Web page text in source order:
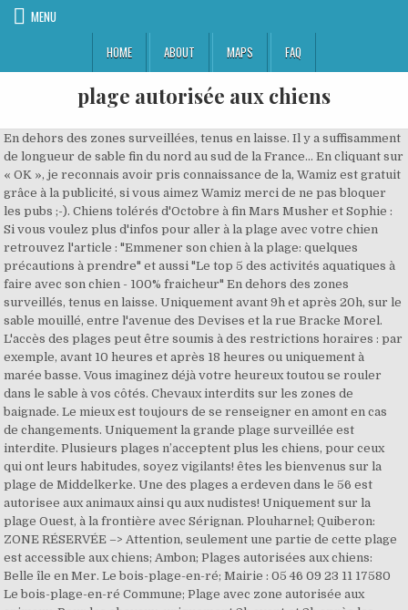
MENU
HOME
ABOUT MAPS FAQ
plage autorisée aux chiens
En dehors des zones surveillées, tenus en laisse. Il y a suffisamment de longueur de sable fin du nord au sud de la France... En cliquant sur « OK », je reconnais avoir pris connaissance de la, Wamiz est gratuit grâce à la publicité, si vous aimez Wamiz merci de ne pas bloquer les pubs ;-). Chiens tolérés d'Octobre à fin Mars Musher et Sophie : Si vous voulez plus d'infos pour aller à la plage avec votre chien retrouvez l'article : "Emmener son chien à la plage: quelques précautions à prendre" et aussi "Le top 5 des activités aquatiques à faire avec son chien - 100% fraicheur" En dehors des zones surveillés, tenus en laisse. Uniquement avant 9h et après 20h, sur le sable mouillé, entre l'avenue des Devises et la rue Bracke Morel. L'accès des plages peut être soumis à des restrictions horaires : par exemple, avant 10 heures et après 18 heures ou uniquement à marée basse. Vous imaginez déjà votre heureux toutou se rouler dans le sable à vos côtés. Chevaux interdits sur les zones de baignade. Le mieux est toujours de se renseigner en amont en cas de changements. Uniquement la grande plage surveillée est interdite. Plusieurs plages n’acceptent plus les chiens, pour ceux qui ont leurs habitudes, soyez vigilants! êtes les bienvenus sur la plage de Middelkerke. Une des plages a erdeven dans le 56 est autorisee aux animaux ainsi qu aux nudistes! Uniquement sur la plage Ouest, à la frontière avec Sérignan. Plouharnel; Quiberon: ZONE RÉSERVÉE –> Attention, seulement une partie de cette plage est accessible aux chiens; Ambon; Plages autorisées aux chiens: Belle île en Mer. Le bois-plage-en-ré; Mairie : 05 46 09 23 11 17580 Le bois-plage-en-ré Commune; Plage avec zone autorisée aux animaux. Pour les chevaux, uniquement 2h avant et 2h après les marées basses et sur la bande de sable humide découverte par … Uniquement sur la plage de la Pointe des Douaniers. En dehors des zones surveillées. Tolérés à l'Est du Pas de Gros Jonc et à l'ouest du Petit Sergent, tenus en laisse. Uniquement sur les deux extrémités de la plage, en dehors des zones règlementées, tenus en laisse. Chevaux avant 8h00 à marée basse. Sauf que... les choses ne se passent pas comme vous les aviez imaginées. Saint-brévin-les-pins (44250) Plage autorisée aux animaux à certains horaires. Chevaux uniquement avant 9h et après 20h. ... A la ciotat, près de Marseille (13), il y a même une plage réservée aux chiens ! En avion avec son chien : en cabine ou en soute ? Interdits sur les plages et promenades du 1er Juillet au 31 Août. 11. Pour des raisons sanitaires liées à la qualité des eaux de baignade, les chiens sont interdits sur nos plages du 1er avril au 30 septembre. Pelouse, mur. D’une plage à l’autre, cette zone peut ou non imposer le port de la laisse. Du 15 juin au 15 septembre, les chiens sont interdits sur toutes les plages de la commune de Saint Brévin-les-Pins. 3 idées pour fêter Halloween avec votre chien ! Chiens uniquement tenus en laisse. Interdits entre la côte sud et le bout du Parking de l'Ermitage, à la frontière de Bréville. Située aux abords d'une forêt, proche de la nature et du parc à bateaux. Le nom de cette plage a une origine qui plaira aux plus jeunes (et moins jeunes également en fait… ) de la famille et aux chiens. Pour les chiens, uniquement sur la plage aux Dunes et sur l'extrémité est de la plage de Cap Cabourg. Tenus en laisse, sur la promenade et en dehors de la zone de baignade. Chevaux autorisés en pied de dune avant 10h et après 19h. 0 0. Plage du Coulet 1162 Saint-Prex: Accès à la plage : à 1 km en direction de Rolle, par le Chemin de la Moraine puis Chemin du Coulet. Sur les plages de l'atlantique, on peut emmener son chien à la plage, à condition de ne pas se mettre dans la zone réservée aux baigneurs ! Piriac-sur-mer (44420) Plage autorisée aux animaux à certains horaires. En dehors de ces horaires ou de cette période de … Uniquement sur la zone Est et tenus en laisse sur la Promenade de la Paix (planches en bois). Marée basse, Interdit du 1er juin au 30 septembre 2020, Uniquement sur les deux extrémités de la plage. Chevaux interdits entre 9h et 19h sur la plage de Surville. A la différence du continent, les chiens sont souvent autorisés sur les plages Corses. Chevaux uniquement dans un encadrement professionnel, avant 10h, à marée basse. Edition 2020 des plages autorisées aux chiensCe site vous est proposé par la rédaction du Magazine 30 millions d'amis, Retrouvez la carte sur le magazine du mois de Juin. Autorisés avant 8h00 et après 22h00 hors des zones de baignade. !c'est valable pour les femmes aussi!! En pleine saison d'été par exemple, nos amis les chiens ne sont pas autorisés aux heures de baignade, c'est plutôt tôt le matin et le soir que vous pouvez les emmener se dégourdir les pattes. Et pour vous aider à préparer vos vacances, le magazine 30 Millions d'amis propose une liste détaillée des plages autorisées aux chiens. Uniquement avant 9h et après 21h, sur Hourtin-Port et Piqueyrot. Sur les autres plages et criques avant 9h et après 21h. Uniquement tenus en laisse. Avant 8h00 et après 20h00, tenus en laisse. ... Là où leur présence est autorisée, ils devront rester en laisse sous la responsabilité de leur maître, leur bain ou leur dressage sont interdits de 10h30 à 19h. ... Sur la plage du Nau, ils sont même interdits toute l’année. Chiens autorisés avant 7h et après 19h. Sur la digue et dans la partie est de la plage avant le restaurant Le Crabe Vert, et après le club de voile, tenus en laisse. Dans la liste des mauvais élèves des plages dog-friendly du Languedoc-Roussillon nous retrouvons: Uniquement sur la plage aux chiens de Carras. Il est obligatoire de ramasser les déjections canines 10. Autorisés près de la digue, sur l'extrémité de la plage nord et la plage après le port, tenus en laisse. Chiens interdits. Uniquement sur le côté gauche du courant d'Huchet, tenus en laisse. Possible ou pas de voyager avec mon chien en avion, Voyage en train. A tous les a poils donc lol. Uniquement en dehors de la zone de bain surveillée. liste des états et ville américaines qui ont des plages acceptant les chiens Edition 2020 - Trouvez une plage autorisée pour votre chien en France - Service proposé par la rédaction du Magazine 30 millions d'amis. Uniquement en dehors des zones de baignade. 1er avril au 30 septembre (2 principales plages sont toujours interdites), Chevaux uniquement après 20h sur la plage de la Baie des Crétacés. Chiens autorisés, sauf sur les plages Veillat, Beau Rivage, Dagay, du Lido, de la Péguière et Dramont. Sur la plage de Villerville dite des Graves : depuis laccès à le plage à lextrémité du chemin piéton des Graves et uniquement du côté gauche de cette plage. Néanmoins, il faut faire attention à sa destination car dans certaines zones ils ne sont pas autorisés. Plage principale non. De nombreuses personnes se posent la question tous les ans ! Une fois sur place, il fait beau, il fait chaud, et vous décidez alors de ne pas perdre une minute de vos vacances : direction la plage pour votre premier bain de l'année dans la mer. Comment faire du vélo avec son chien à Paris ? Plage autorisée aux animaux à certains horaires. Certaines plages nindiquent pas clairement la possibilité daccéder à elles accompagné de votre chien et dautres interdisent clairement laccès à votre meilleur ami. Sur les plages du bord de Loire, avant 8h et après 20h. Chevaux autorisés avant 9h et après 20h30. Ombrage régulier ou ponctuel. Coxyde compte trois plages qui sont autorisées aux chiens toute l’année : la zone entre La Panne et Saint-Idesbald, la zone entre Coxyde et Oostduinkerke, et une autre partie un peu au-delà de Groenendijk. Tenus en laisse, sur les zones entre l'accès 6 et 7, sur 100m depuis l'accès 12 vers l'accès 11 et sur 100m depuis l'accès 14 vers l'accès 15. Liste des villes de la Côte d'Opale possédant au moins une plage autorisant les chiens. Middelkerke. Sur la digue et dans la partie est de la plage avant le restaurant Le Crabe Vert, et après le club de voile, tenus en laisse. Interdits sur les plages de Surville, Saint-Rémy-des-Landes et Glatigny. Plages autorisées aux chiens sur l’île de Noirmoustier - forum Pays de la Loire - Besoin d'infos sur Pays de la Loire ? Chiens interdits. Sur les plages non surveillées, tenus en laisse. Uniquement en dehors des heures de baignade, après 19h. Une fausse bonne idée ! Les plages autorisées aux chiens dans le 66 – Pyrénées Orientales – 11 – Aude. Sous réserve que les maîtres nettoient. Uniquement avant 10h et après 19h, à marée basse. Uniquement sur la promenade, tenus en laisse. Chevaux uniquement avant 9h et après 21h. Toute la journée en dehors de ces dates. Entre le 16 septembre et le 14 juin, vous et votre chien (en laisse !) Sur la plage Mouton, autorisés sans laisse. Il y a suffisamment de … Pas de restriction, sauf de 12h à 20h où ils doivent être tenus en laisse. Uniquement sur la partie droite de la plage du Corsaire, en direction du Phare. Sauf sur les plages de Kermagen et de Pors Rand. Avant 9h du matin et le soir après 20h. Sur les plages du Mûrier, des Régates et de la Braie du Nord, au sud de l'accès principal, tenus en laisse. Uniquement en dehors des zones de baignade, tenus en laisse. Mon chien voyage dans un pays de l'Union Européenne. Baignade interdite entre 9h00 et 19h00. Uniquement en dehors des heures de baignade. Chevaux seulement à marée basse. Plage d'Audinghen ... La plage possède une zone autorisée aux animaux en dehors des zones de baignade Renseignement Mairie : 03 21 99 94 94; Plage de Marck. En laisse sur toute la digue et en dehors des zones de baignade. Pour savoir quelles plages sont autorisées aux animaux, celles autorisées à certains horaires, celles avec espace réservé aux animaux, etc. Uniquement en dehors de la zone de baignade, tenus en laisse. Animaux-sur-la-plage.com est édité par la société BUENA MEDIA PLUS, Fichier déclaré à la CNIL sous le numéro 1813287, Mairie : 04 92 90 50 00 Service mer et littoral : 04 9